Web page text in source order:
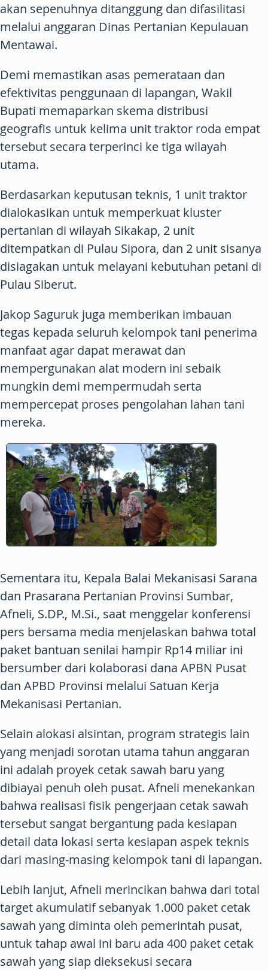
akan sepenuhnya ditanggung dan difasilitasi
melalui anggaran Dinas Pertanian Kepulauan
Mentawai.
Demi memastikan asas pemerataan dan
efektivitas penggunaan di lapangan, Wakil
Bupati memaparkan skema distribusi
geografis untuk kelima unit traktor roda empat
tersebut secara terperinci ke tiga wilayah
utama.
Berdasarkan keputusan teknis, 1 unit traktor
dialokasikan untuk memperkuat kluster
pertanian di wilayah Sikakap, 2 unit
ditempatkan di Pulau Sipora, dan 2 unit sisanya
disiagakan untuk melayani kebutuhan petani di
Pulau Siberut.
Jakop Saguruk juga memberikan imbauan
tegas kepada seluruh kelompok tani penerima
manfaat agar dapat merawat dan
mempergunakan alat modern ini sebaik
mungkin demi mempermudah serta
mempercepat proses pengolahan lahan tani
mereka.
Sementara itu, Kepala Balai Mekanisasi Sarana
dan Prasarana Pertanian Provinsi Sumbar,
Afneli, S.DP., M.Si., saat menggelar konferensi
pers bersama media menjelaskan bahwa total
paket bantuan senilai hampir Rp14 miliar ini
bersumber dari kolaborasi dana APBN Pusat
dan APBD Provinsi melalui Satuan Kerja
Mekanisasi Pertanian.
Selain alokasi alsintan, program strategis lain
yang menjadi sorotan utama tahun anggaran
ini adalah proyek cetak sawah baru yang
dibiayai penuh oleh pusat. Afneli menekankan
bahwa realisasi fisik pengerjaan cetak sawah
tersebut sangat bergantung pada kesiapan
detail data lokasi serta kesiapan aspek teknis
dari masing-masing kelompok tani di lapangan.
Lebih lanjut, Afneli merincikan bahwa dari total
target akumulatif sebanyak 1.000 paket cetak
sawah yang diminta oleh pemerintah pusat,
untuk tahap awal ini baru ada 400 paket cetak
sawah yang siap dieksekusi secara